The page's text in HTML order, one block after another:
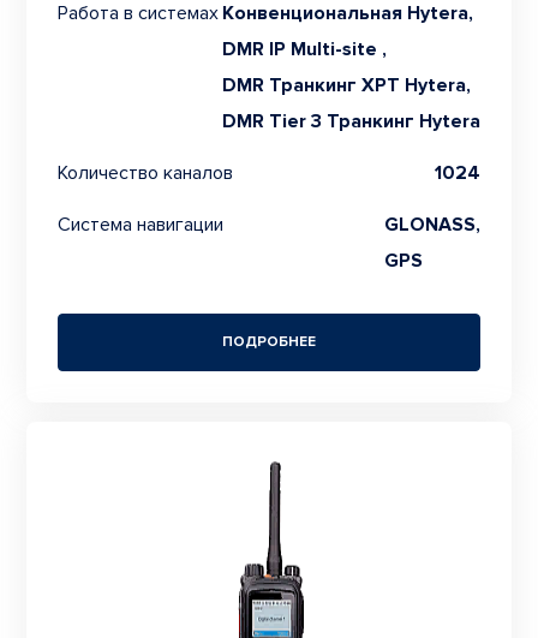
Работа в системах Конвенциональная Hytera,
DMR IP Multi-site ,
DMR Транкинг XPT Hytera,
DMR Tier 3 Транкинг Hytera
Количество каналов 1024
Система навигации
GLONASS,
GPS
ПОДРОБНЕЕ